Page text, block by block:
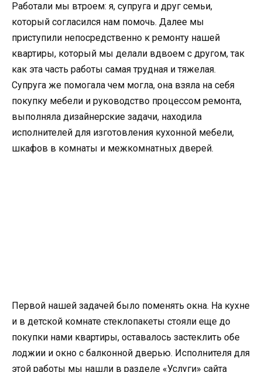
Работали мы втроем: я, супруга и друг семьи,
который согласился нам помочь. Далее мы
приступили непосредственно к ремонту нашей
квартиры, который мы делали вдвоем с другом, так
как эта часть работы самая трудная и тяжелая.
Супруга же помогала чем могла, она взяла на себя
покупку мебели и руководство процессом ремонта,
выполняла дизайнерские задачи, находила
исполнителей для изготовления кухонной мебели,
шкафов в комнаты и межкомнатных дверей.
Первой нашей задачей было поменять окна. На кухне
и в детской комнате стеклопакеты стояли еще до
покупки нами квартиры, оставалось застеклить обе
лоджии и окно с балконной дверью. Исполнителя для
этой работы мы нашли в разделе «Услуги» сайта